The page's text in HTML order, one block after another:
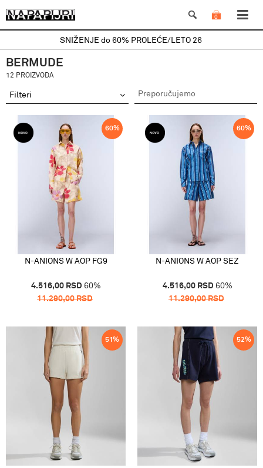
0
SNIŽENJE do 60% PROLEĆE/LETO 26
Filteri
BERMUDE
12 PROIZVODA
60%
N-ANIONS W AOP FG9
4.516,00 RSD 60%
11.290,00RSD
60%
N-ANIONS W AOP SEZ
4.516,00 RSD 60%
11.290,00RSD
51% 52%